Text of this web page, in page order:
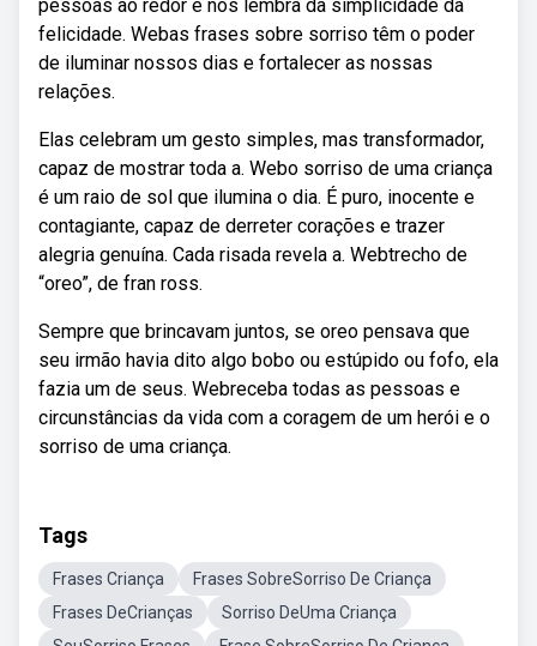
pessoas ao redor e nos lembra da simplicidade da
felicidade. Webas frases sobre sorriso têm o poder
de iluminar nossos dias e fortalecer as nossas
relações.
Elas celebram um gesto simples, mas transformador,
capaz de mostrar toda a. Webo sorriso de uma criança
é um raio de sol que ilumina o dia. É puro, inocente e
contagiante, capaz de derreter corações e trazer
alegria genuína. Cada risada revela a. Webtrecho de
“oreo”, de fran ross.
Sempre que brincavam juntos, se oreo pensava que
seu irmão havia dito algo bobo ou estúpido ou fofo, ela
fazia um de seus. Webreceba todas as pessoas e
circunstâncias da vida com a coragem de um herói e o
sorriso de uma criança.
Tags
Frases Criança
Frases SobreSorriso De Criança
Frases DeCrianças
Sorriso DeUma Criança